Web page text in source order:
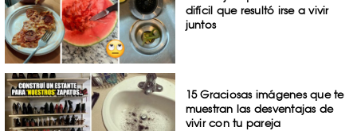
difícil que resultó irse a vivir
juntos
15 Graciosas imágenes que te
muestran las desventajas de
vivir con tu pareja